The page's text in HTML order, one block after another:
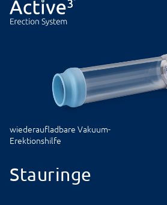
wiederaufladbare Vakuum-
Erektionshilfe
Stauringe